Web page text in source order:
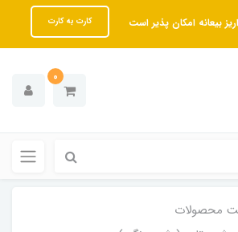
بیعانه امکان پذیر است کارت به کارت
0
محصولات